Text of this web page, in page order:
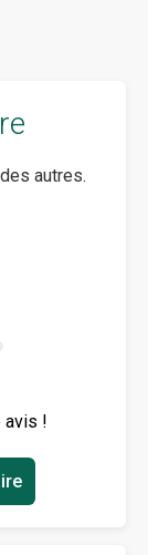
autres.
avis !